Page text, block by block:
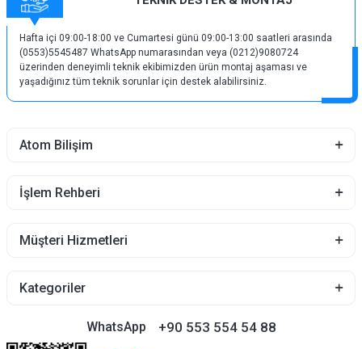
Hafta içi 09:00-18:00 ve Cumartesi günü 09:00-13:00 saatleri arasında
(0553)5545487 WhatsApp numarasından veya (0212)9080724
üzerinden deneyimli teknik ekibimizden ürün montaj aşaması ve
yaşadığınız tüm teknik sorunlar için destek alabilirsiniz.
Atom Bilişim
İşlem Rehberi
Müşteri Hizmetleri
Kategoriler
WhatsApp +90 553 554 54 88